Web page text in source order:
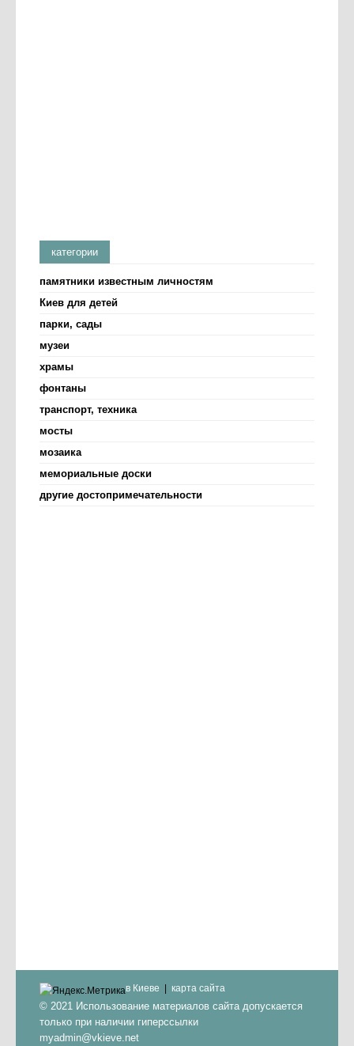
категории
памятники известным личностям
Киев для детей
парки, сады
музеи
храмы
фонтаны
транспорт, техника
мосты
мозаика
мемориальные доски
другие достопримечательности
в Киеве карта сайта
© 2021 Использование материалов сайта допускается
только при наличии гиперссылки
myadmin@vkieve.net